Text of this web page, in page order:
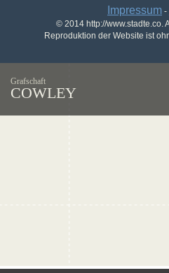
Impressum -
© 2014 http://www.stadte.co.
Reproduktion der Website ist
Grafschaft
COWLEY